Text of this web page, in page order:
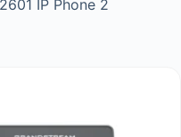
IP Phone 2